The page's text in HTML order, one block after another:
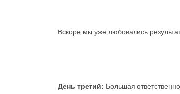
Вскоре мы уже любовались
День третий: Большая